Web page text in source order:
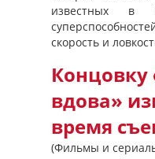
известных
скорость и
вдова»
время
(Фильмы и